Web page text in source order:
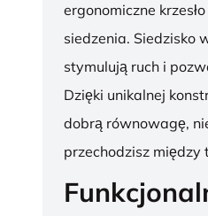
ergonomiczne
siedzenia. Siedzisko
stymulują ruch i
Dzięki unikalnej
dobrą równowagę,
przechodzisz między